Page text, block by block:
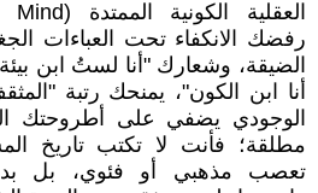
رفضك الانكفاء تحت العباءات
الضيقة، وشعارك "أنا لستُ ابن
أنا ابن الكون"، يمنحك رتبة
الوجودي يضفي على أطروحتك
مطلقة؛ فأنت لا تكتب تاريخ
تعصب مذهبي أو فئوي، بل